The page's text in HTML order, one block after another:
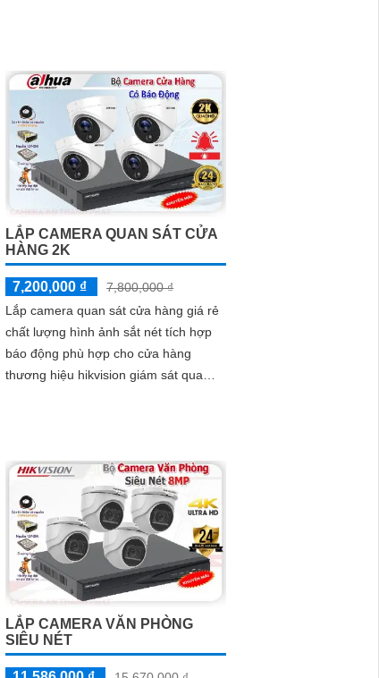
LẮP CAMERA QUAN SÁT CỬA
HÀNG 2K
7,200,000 ₫
7,800,000 ₫
Lắp camera quan sát cửa hàng giá rẻ
chất lượng hình ảnh sắt nét tích hợp
báo động phù hợp cho cửa hàng
thương hiệu hikvision giám sát qua
LẮP CAMERA VĂN PHÒNG
SIÊU NÉT